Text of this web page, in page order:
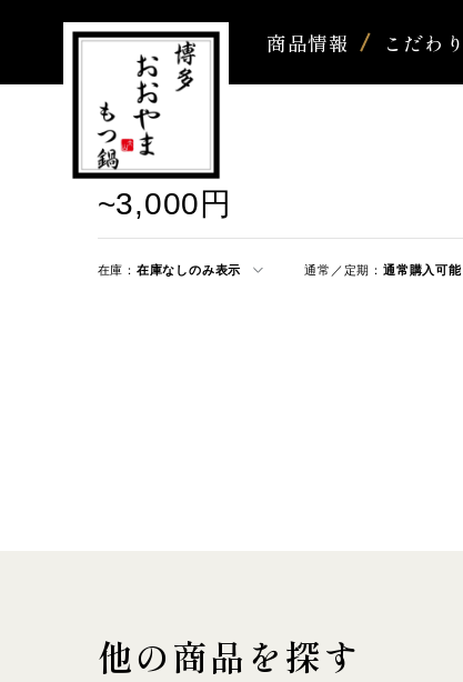
商品情報 こだわり
~3,000円
在庫： 在庫なしのみ表示 通常／定期： 通常購入可能
他の商品を探す